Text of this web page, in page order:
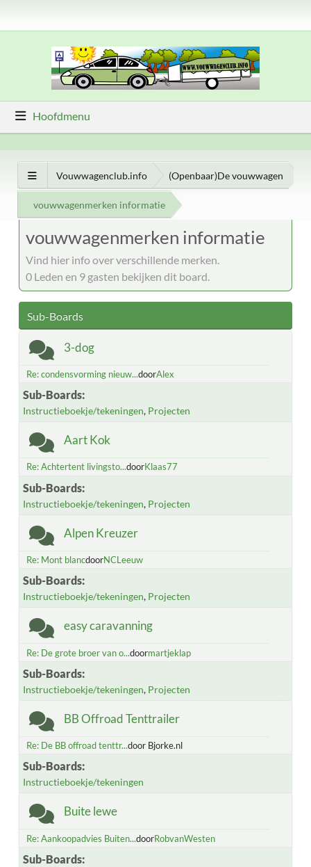
Hoofdmenu
Vouwwagenclub.info (Openbaar)De vouwwagen
vouwwagenmerken informatie
vouwwagenmerken informatie
Vind hier info over verschillende merken.
0 Leden en 9 gasten bekijken dit board.
Sub-Boards
3-dog
Re: condensvorming nieuw...doorAlex
Sub-Boards
Instructieboekje/tekeningen Projecten
Aart Kok
Re: Achtertent livingsto...doorKlaas77
Sub-Boards
Instructieboekje/tekeningen Projecten
Alpen Kreuzer
Re: Mont blancdoorNCLeeuw
Sub-Boards
Instructieboekje/tekeningen Projecten
easy caravanning
Re: De grote broer van o...doormartjeklap
Sub-Boards
Instructieboekje/tekeningen Projecten
BB Offroad Tenttrailer
Re: De BB offroad tenttr...door Bjorke.nl
Sub-Boards
Instructieboekje/tekeningen
Buite lewe
Re: Aankoopadvies Buiten...doorRobvanWesten
Sub-Boards